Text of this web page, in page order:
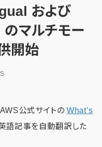
および
マルチモー
開始
公式サイトのWhat’s
語記事を自動翻訳した